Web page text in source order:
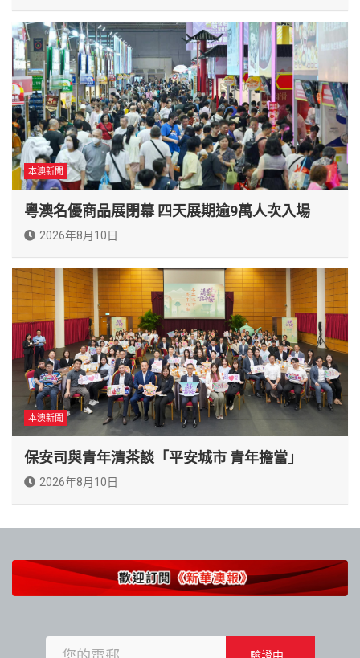
本澳新聞
粵澳名優商品展閉幕 四天展期逾9萬人次入場
2026年8月10日
本澳新聞
保安司與青年清茶談「平安城市 青年擔當」
2026年8月10日